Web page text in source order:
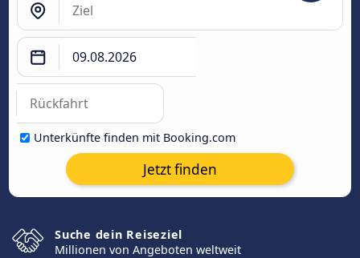
Unterkünfte finden mit Booking.com
Jetzt finden
Suche dein Reiseziel
Millionen von Angeboten weltweit